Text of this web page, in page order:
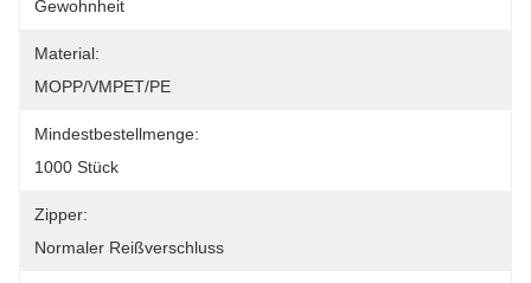
Gewohnheit
Material:
MOPP/VMPET/PE
Mindestbestellmenge:
1000 Stück
Zipper:
Normaler Reißverschluss